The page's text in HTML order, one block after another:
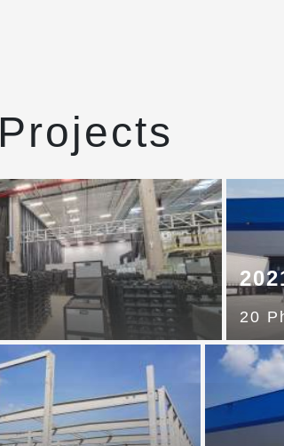
Projects
20